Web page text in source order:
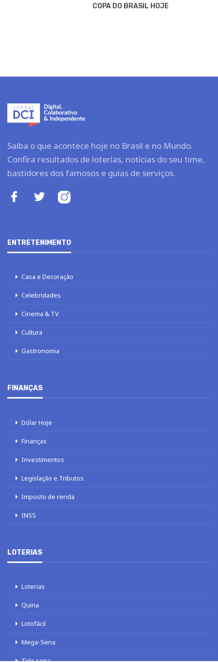
COPA DO BRASIL HOJE
Saiba o que acontece hoje no Brasil e no Mundo.
Confira resultados de loterias, notícias do seu time,
bastidores dos famosos e guias de serviços.
ENTRETENIMENTO
Casa e Decoração
Celebridades
Cinema & TV
Cultura
Gastronomia
FINANÇAS
Dólar Hoje
Finanças
Investimentos
Legislação e Tributos
Imposto de renda
INSS
LOTERIAS
Loterias
Quina
Lotofácil
Mega-Sena